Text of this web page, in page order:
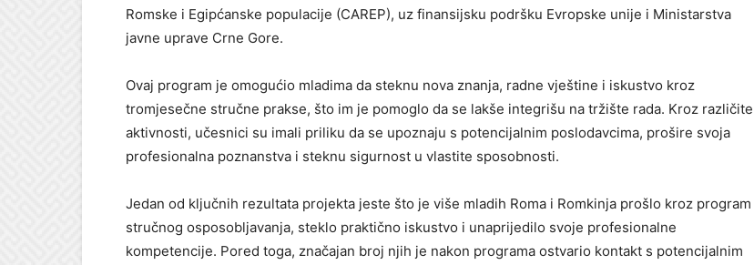
Romske i Egipćanske populacije (CAREP), uz finansijsku podršku Evropske unije i Ministarstva
javne uprave Crne Gore.
Ovaj program je omogućio mladima da steknu nova znanja, radne vještine i iskustvo kroz
tromjesečne stručne prakse, što im je pomoglo da se lakše integrišu na tržište rada. Kroz različite
aktivnosti, učesnici su imali priliku da se upoznaju s potencijalnim poslodavcima, prošire svoja
profesionalna poznanstva i steknu sigurnost u vlastite sposobnosti.
Jedan od ključnih rezultata projekta jeste što je više mladih Roma i Romkinja prošlo kroz program
stručnog osposobljavanja, steklo praktično iskustvo i unaprijedilo svoje profesionalne
kompetencije. Pored toga, značajan broj njih je nakon programa ostvario kontakt s potencijalnim